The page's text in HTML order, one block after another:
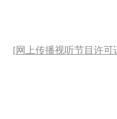
[网上传播视听节目许可